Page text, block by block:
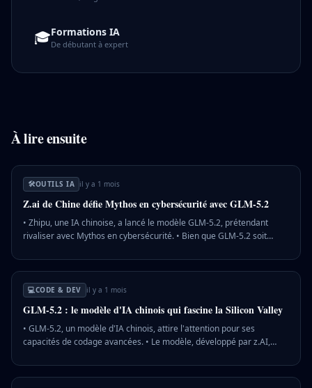
🎓Formations IA
De débutant à expert
À lire ensuite
🛠️OUTILS IA il y a 1 mois
Z.ai de Chine défie Mythos en cybersécurité avec GLM-5.2
• Zhipu, une IA chinoise, a lancé le modèle GLM-5.2, prétendant
rivaliser avec Mythos en cybersécurité. • Bien que GLM-5.2 soit
comble l'écart avec les modèles américains. • Les États-Unis
s'inquiètent de l'avancée chinoise et cherchent à limiter l'accès de la
Chine à des modèles comme Mythos. 💡 Pourquoi c'est important :
l'équilibre technologique et stratégique mondial.
💻CODE & DEV il y a 1 mois
GLM-5.2 : le modèle d'IA chinois qui fascine la Silicon Valley
• GLM-5.2, un modèle d'IA chinois, attire l'attention pour ses
capacités de codage avancées. • Le modèle, développé par z.AI,
entre les États-Unis et la Chine en IA s'intensifie, avec des modèles
open-source en tête. 💡 Pourquoi c'est important : La montée des